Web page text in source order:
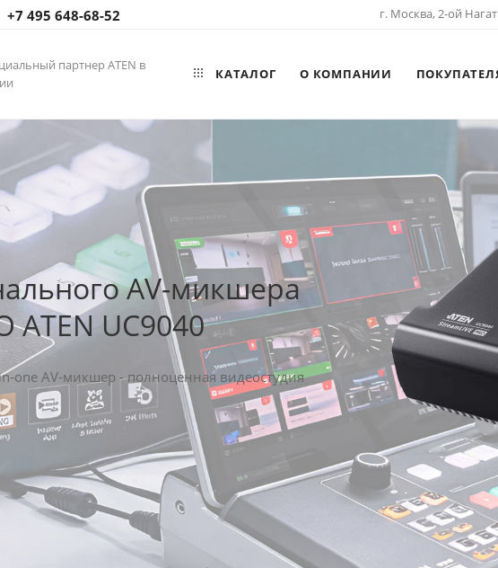
+7 495 648-68-52 г. Москва, 2-ой
партнер ATEN в
КАТАЛОГ О КОМПАНИИ
AV-микшера
ATEN UC9040
one AV-микшер - полноценная видеостудия